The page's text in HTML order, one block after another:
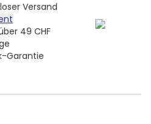
Versand
49 CHF
Garantie